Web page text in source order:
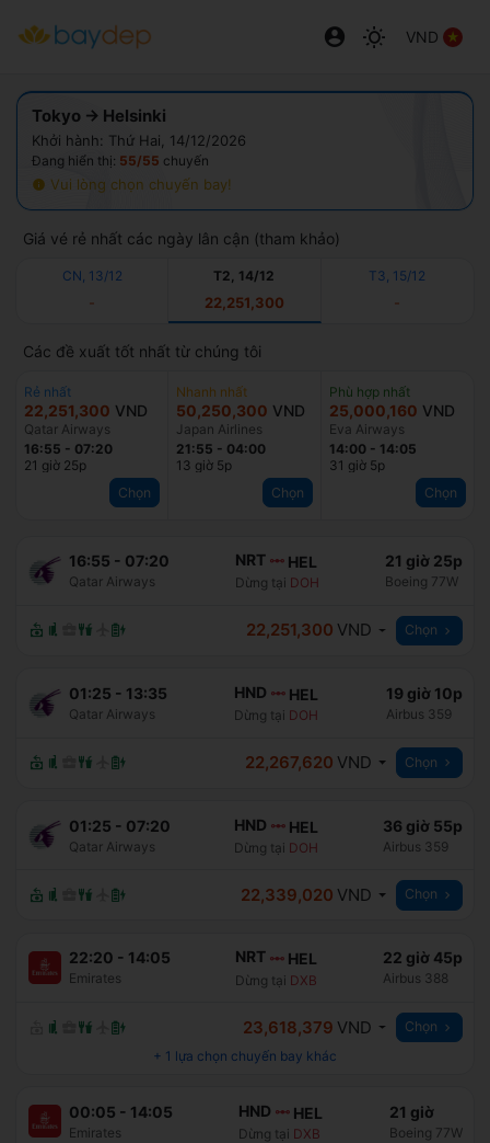
VND
Tokyo → Helsinki
Khởi hành: Thứ Hai, 14/12/2026
Đang hiển thị: 55/55 chuyến
Vui lòng chọn chuyến bay!
Giá vé rẻ nhất các ngày lân cận (tham khảo)
CN, 13/12
-
T2, 14/12
22,251,300
T3, 15/12
-
Các đề xuất tốt nhất từ chúng tôi
Rẻ nhất
22,251,300 VND
Qatar Airways
16:55 - 07:20
21 giờ 25p
Chọn
Nhanh nhất
50,250,300 VND
Japan Airlines
21:55 - 04:00
13 giờ 5p
Chọn
Phù hợp nhất
25,000,160 VND
Eva Airways
14:00- 14:05
31 giờ 5p
Chọn
16:55 - 07:20
Qatar Airways
NRT HEL
Dừng tại DOH
21 giờ 25p
Boeing 77W
22,251,300 VND Chọn
01:25 - 13:35
Qatar Airways
HND HEL
Dừng tại DOH
19 giờ 10p
Airbus 359
22,267,620 VND Chọn
01:25 - 07:20
Qatar Airways
HND HEL
Dừng tại DOH
36 giờ 55p
Airbus 359
22,339,020 VND Chọn
22:20 - 14:05
Emirates
NRT HEL
Dừng tại DXB
22 giờ 45p
Airbus 388
23,618,379 VND
Chọn
+ 1 lựa chọn chuyến bay khác
00:05 - 14:05
Emirates
HND HEL
Dừng tại DXB
21 giờ
Boeing 77W